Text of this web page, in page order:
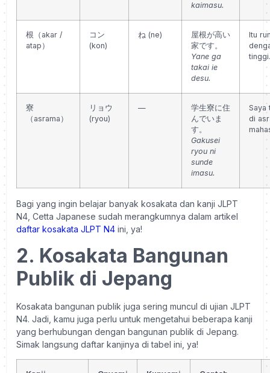
kaimasu.
根（akar /
atap）
コン
(kon)
ね (ne)
屋根が高い
家です。
Yane ga
takai ie
desu.
Itu
tinggi.
寮
（asrama）
リョウ
(ryou)
—
学生寮に住
んでいま
す。
Gakusei
ryou ni
sunde
imasu.
Saya
di
Bagi yang ingin belajar banyak kosakata dan kanji JLPT
N4, Cetta Japanese sudah merangkumnya dalam artikel
daftar kosakata JLPT N4 ini, ya!
2. Kosakata Bangunan
Publik di Jepang
Kosakata bangunan publik juga sering muncul di ujian JLPT
N4. Jadi, kamu juga perlu untuk mengetahui beberapa kanji
yang berhubungan dengan bangunan publik di Jepang.
Simak langsung daftar kanjinya di tabel ini, ya!